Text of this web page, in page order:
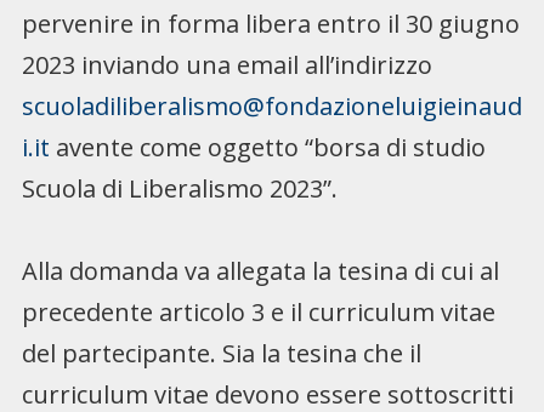
pervenire in forma libera entro il 30 giugno
2023 inviando una email all’indirizzo
scuoladiliberalismo@fondazioneluigieinaud
i.it avente come oggetto “borsa di studio
Scuola di Liberalismo 2023”.
Alla domanda va allegata la tesina di cui al
precedente articolo 3 e il curriculum vitae
del partecipante. Sia la tesina che il
curriculum vitae devono essere sottoscritti